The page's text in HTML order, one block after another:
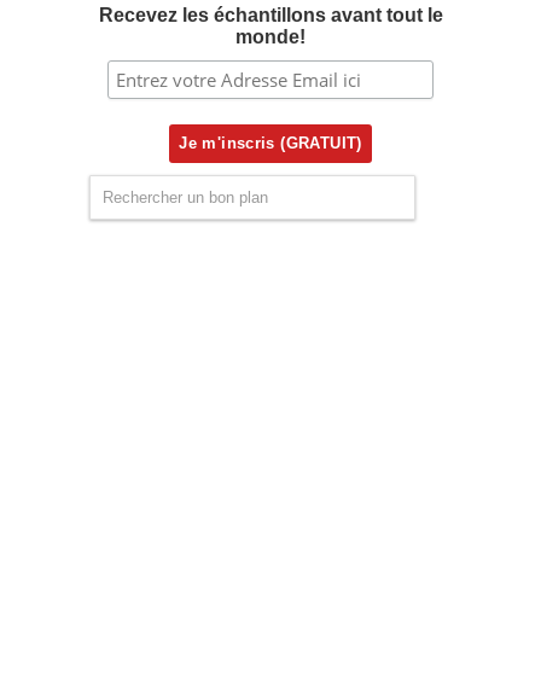
Recevez les échantillons avant tout le
monde!